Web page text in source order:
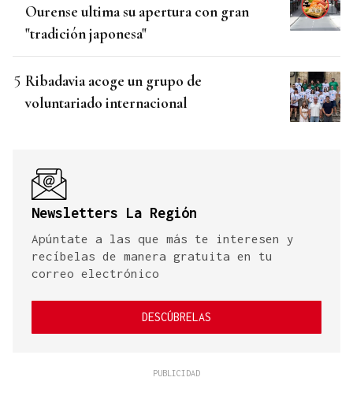
Ourense ultima su apertura con gran
"tradición japonesa"
Ribadavia acoge un grupo de
voluntariado internacional
Newsletters La Región
Apúntate a las que más te interesen y
recíbelas de manera gratuita en tu
correo electrónico
DESCÚBRELAS